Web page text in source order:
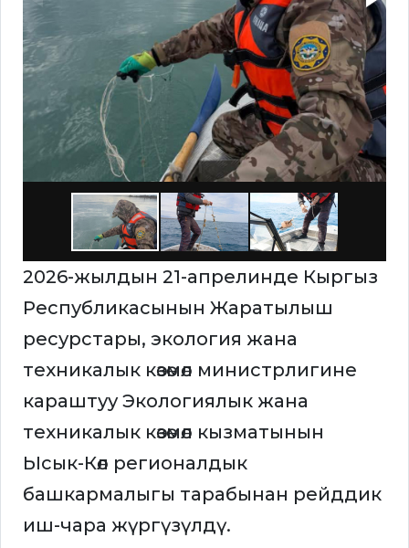
2026-жылдын 21-апрелинде Кыргыз
Республикасынын Жаратылыш
ресурстары, экология жана
техникалык көзөмөл министрлигине
караштуу Экологиялык жана
техникалык көзөмөл кызматынын
Ысык-Көл регионалдык
башкармалыгы тарабынан рейддик
иш-чара жүргүзүлдү.